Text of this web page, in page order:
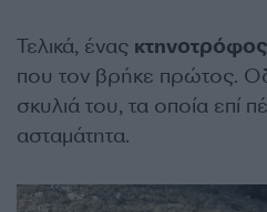
Τελικά, ένας κτηνοτρόφος
που τον βρήκε πρώτος.
σκυλιά του, τα οποία επί
ασταμάτητα.